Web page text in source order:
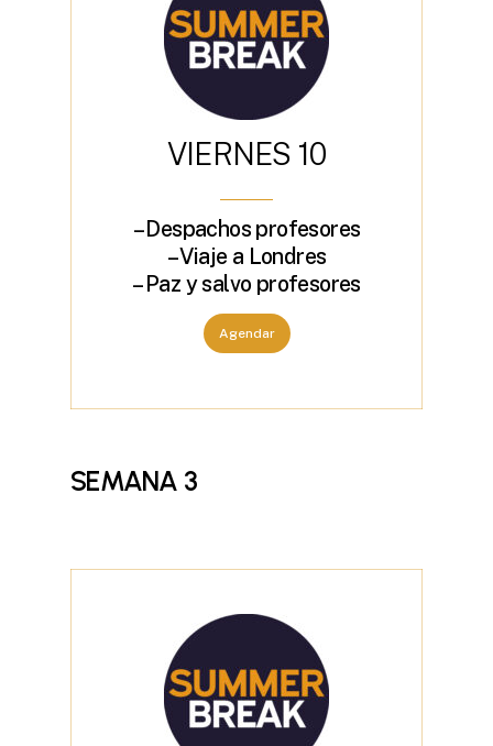
VIERNES 10
– Despachos profesores
– Viaje a Londres
– Paz y salvo profesores
Agendar
SEMANA 3